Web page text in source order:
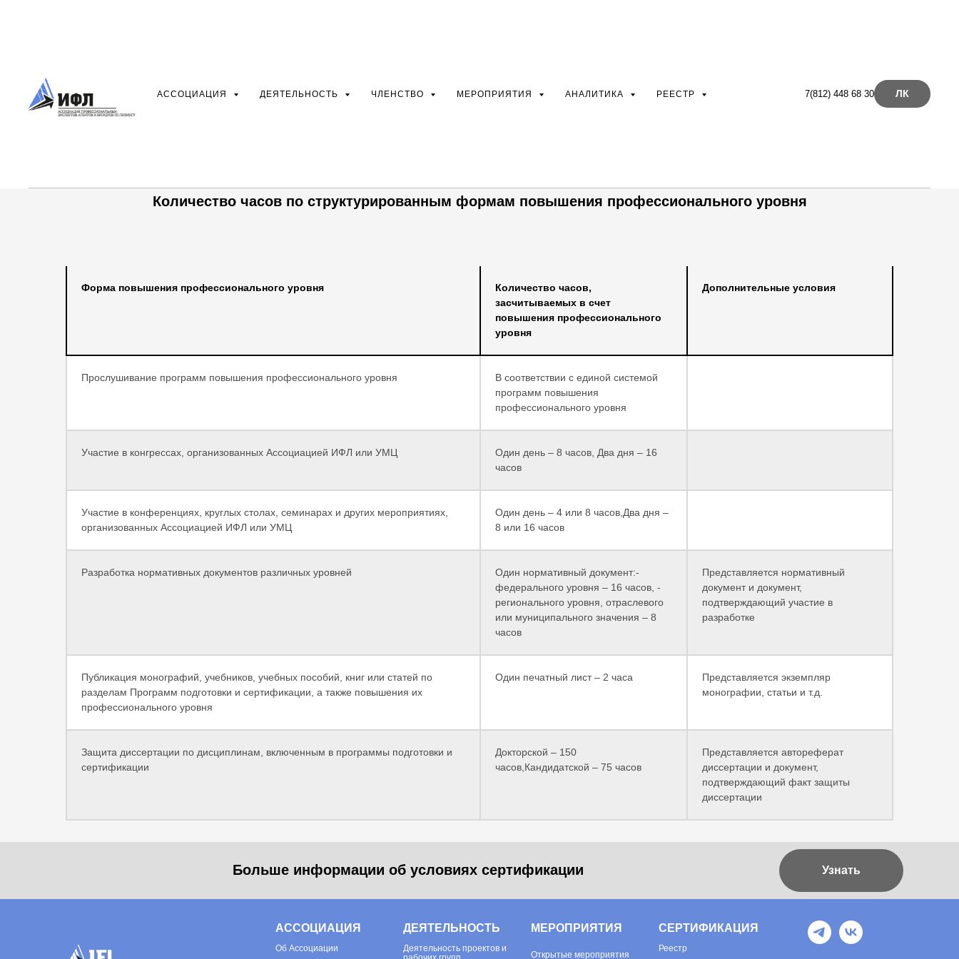
АССОЦИАЦИЯ ДЕЯТЕЛЬНОСТЬ ЧЛЕНСТВО МЕРОПРИЯТИЯ АНАЛИТИКА РЕЕСТР 7(812) 448 68 30 ЛК
Приложение №7.1
Количество часов по структурированным формам повышения профессионального уровня
Форма повышения профессионального уровня
Количество часов,
засчитываемых в счет
повышения профессионального
уровня
Дополнительные условия
Прослушивание программ повышения профессионального уровня
В соответствии с единой системой
программ повышения
профессионального уровня
Участие в конгрессах, организованных Ассоциацией ИФЛ или УМЦ
Один день – 8 часов, Два дня – 16
часов
Участие в конференциях, круглых столах, семинарах и других мероприятиях,
организованных Ассоциацией ИФЛ или УМЦ
Один день – 4 или 8 часов,Два дня –
8 или 16 часов
Разработка нормативных документов различных уровней
Один нормативный документ:-
федерального уровня – 16 часов, -
регионального уровня, отраслевого
или муниципального значения – 8
часов
Представляется нормативный
документ и документ,
подтверждающий участие в
разработке
Публикация монографий, учебников, учебных пособий, книг или статей по
разделам Программ подготовки и сертификации, а также повышения их
профессионального уровня
Один печатный лист – 2 часа
Представляется экземпляр
монографии, статьи и т.д.
Защита диссертации по дисциплинам, включенным в программы подготовки и
сертификации
Докторской – 150
часов,Кандидатской – 75 часов
Представляется автореферат
диссертации и документ,
подтверждающий факт защиты
диссертации
Больше информации об условиях сертификации Узнать
АССОЦИАЦИЯ
Об Ассоциации
ДЕЯТЕЛЬНОСТЬ
Деятельность проектов и
МЕРОПРИЯТИЯ
Открытые мероприятия
СЕРТИФИКАЦИЯ
Реестр